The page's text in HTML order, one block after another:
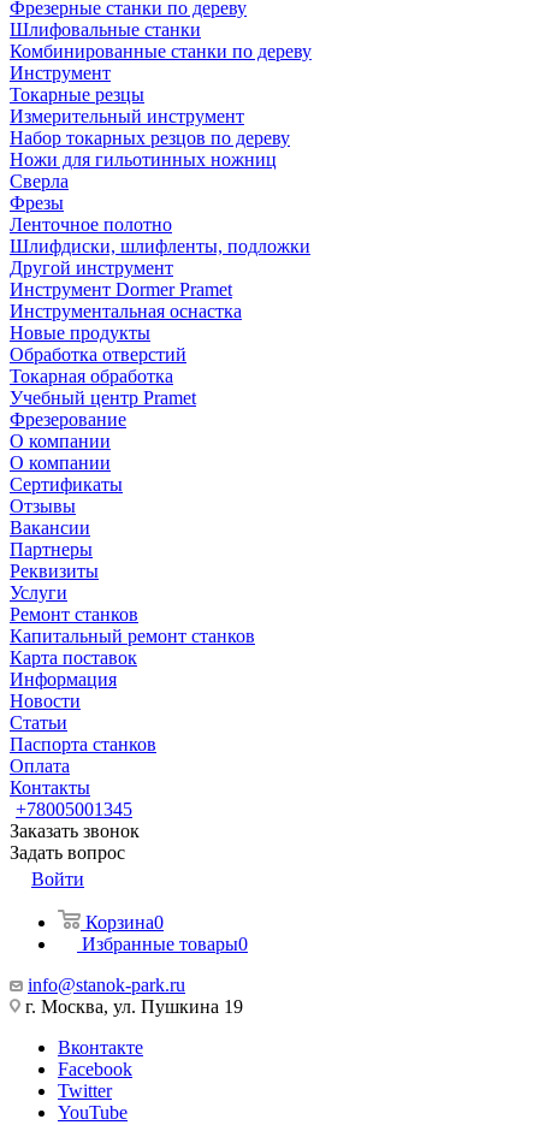
Фрезерные станки по дереву
Шлифовальные станки
Комбинированные станки по дереву
Инструмент
Токарные резцы
Измерительный инструмент
Набор токарных резцов по дереву
Ножи для гильотинных ножниц
Сверла
Фрезы
Ленточное полотно
Шлифдиски, шлифленты, подложки
Другой инструмент
Инструмент Dormer Pramet
Инструментальная оснастка
Новые продукты
Обработка отверстий
Токарная обработка
Учебный центр Pramet
Фрезерование
О компании
О компании
Сертификаты
Отзывы
Вакансии
Партнеры
Реквизиты
Услуги
Ремонт станков
Капитальный ремонт станков
Карта поставок
Информация
Новости
Статьи
Паспорта станков
Оплата
Контакты
+78005001345
Заказать звонок
Задать вопрос
Войти
Корзина0
Избранные товары0
info@stanok-park.ru
г. Москва, ул. Пушкина 19
Вконтакте
Facebook
Twitter
YouTube